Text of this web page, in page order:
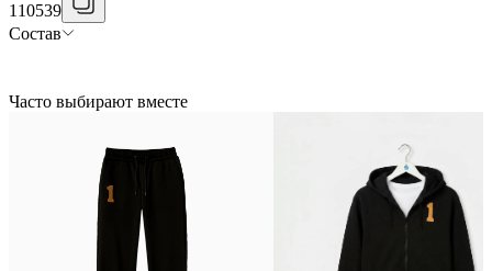
110539
Состав
Часто выбирают вместе